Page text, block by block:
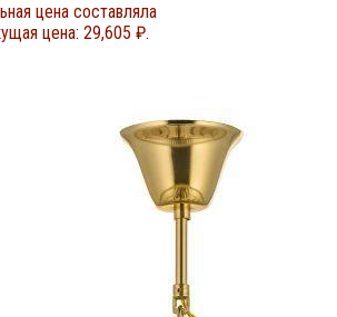
цена составляла
цена: 29,605 ₽.